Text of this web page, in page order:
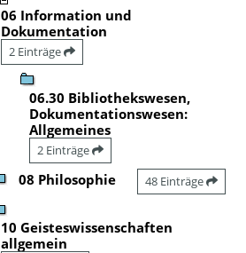
06 Information und
Dokumentation
2 Einträge
06.30 Bibliothekswesen,
Dokumentationswesen:
Allgemeines
2 Einträge
08 Philosophie 48 Einträge
10 Geisteswissenschaften
allgemein